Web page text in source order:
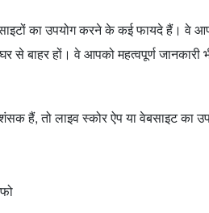
का उपयोग करने के कई फायदे हैं। वे
से बाहर हों। वे आपको महत्वपूर्ण
हैं, तो लाइव स्कोर ऐप या वेबसाइट का